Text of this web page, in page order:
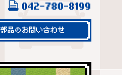
042-780-8199
部品のお問い合わせ